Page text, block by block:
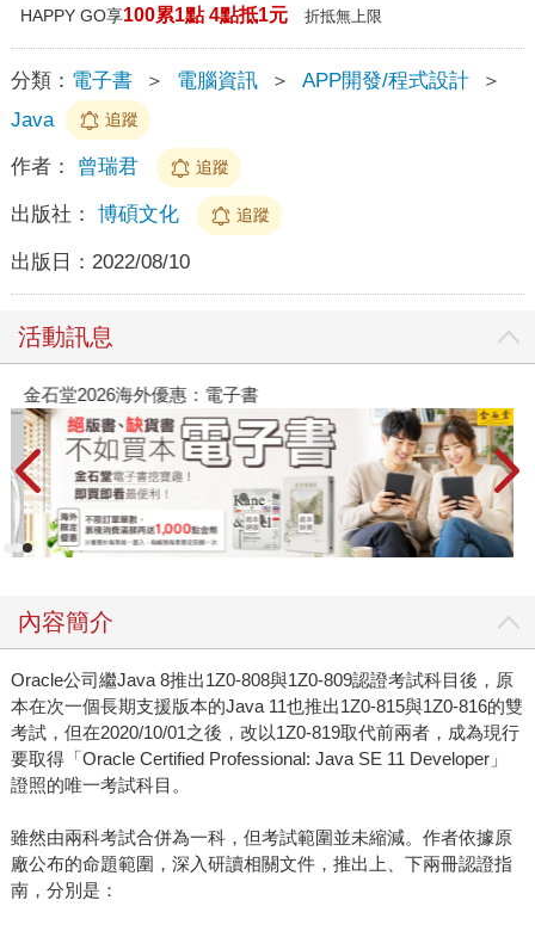
HAPPY GO享100累1點 4點抵1元 折抵無上限
分類： 電子書 ＞ 電腦資訊 ＞ APP開發/程式設計
＞
Java
追蹤
作者： 曾瑞君 追蹤
出版社： 博碩文化 追蹤
出版日： 2022/08/10
活動訊息
金石堂2026海外優惠：電子書
內容簡介
Oracle公司繼Java 8推出1Z0-808與1Z0-809認證考試科目後，原
本在次一個長期支援版本的Java 11也推出1Z0-815與1Z0-816的雙
考試，但在2020/10/01之後，改以1Z0-819取代前兩者，成為現行
要取得「Oracle Certified Professional: Java SE 11 Developer」
證照的唯一考試科目。
雖然由兩科考試合併為一科，但考試範圍並未縮減。作者依據原
廠公布的命題範圍，深入研讀相關文件，推出上、下兩冊認證指
南，分別是：